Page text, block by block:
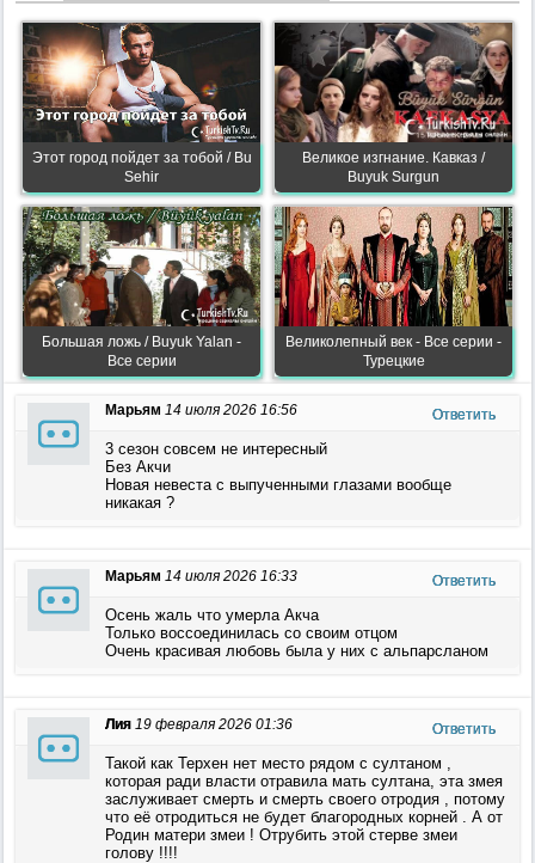
Этот город пойдет за тобой / Bu
Sehir
Великое изгнание. Кавказ /
Buyuk Surgun
Большая ложь / Buyuk Yalan -
Все серии
Великолепный век - Все серии -
Турецкие
Марьям 14 июля 2026 16:56 Ответить
3 сезон совсем не интересный
Без Акчи
Новая невеста с выпученными глазами вообще
никакая ?
Марьям 14 июля 2026 16:33 Ответить
Осень жаль что умерла Акча
Только воссоединилась со своим отцом
Очень красивая любовь была у них с альпарсланом
Лия 19 февраля 2026 01:36 Ответить
Такой как Терхен нет место рядом с султаном ,
которая ради власти отравила мать султана, эта змея
заслуживает смерть и смерть своего отродия , потому
что её отродиться не будет благородных корней . А от
Родин матери змеи ! Отрубить этой стерве змеи
голову !!!!